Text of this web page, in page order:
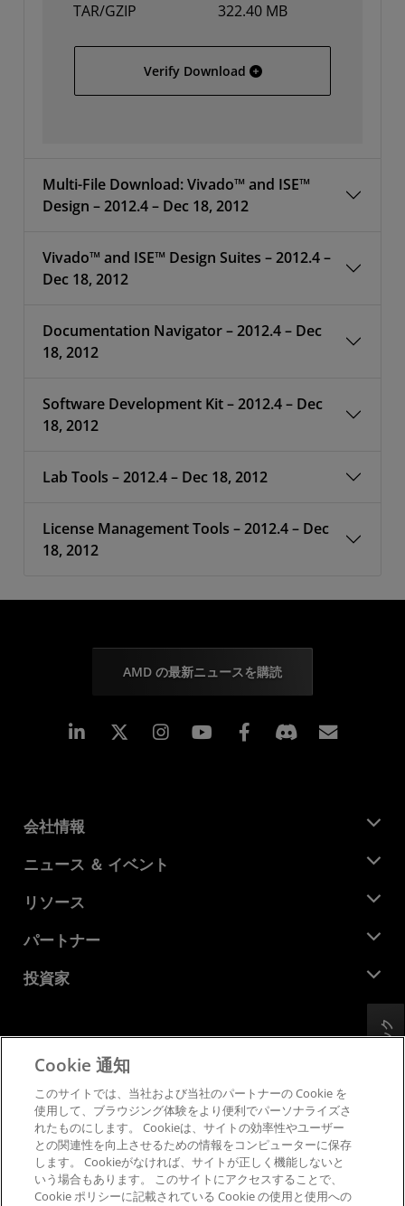
TAR/GZIP
322.40 MB
Verify Download All Platforms
Multi-File Download: Vivado™ and ISE™
Design – 2012.4 – Dec 18, 2012
Vivado™ and ISE™ Design Suites – 2012.4 –
Dec 18, 2012
Documentation Navigator – 2012.4 – Dec
18, 2012
Software Development Kit – 2012.4 – Dec
18, 2012
Lab Tools – 2012.4 – Dec 18, 2012
License Management Tools – 2012.4 – Dec
18, 2012
フィードバック
AMD の最新ニュースを購読
Linkedin Instagram Facebook
会社情報
AMD について
企業責任
キャリア
お問い合わせ
ニュース ＆ イベント
ニュースルーム
メディア ライブラリ
リソース
デベロッパー セントラル
ケース スタディ
パートナー
AMD パートナー ハブ
投資家
財務情報
取締役会
SEC 提出書類
プライバシー
商標
サプライ チェーンの透明性
公正でオープンな競争
英国税務戦略
Cookie ポリシー
Cookie 通知
このサイトでは、当社および当社のパートナーの Cookie を
使用して、ブラウジング体験をより便利でパーソナライズさ
れたものにします。 Cookieは、サイトの効率性やユーザー
との関連性を向上させるための情報をコンピューターに保存
します。 Cookieがなければ、サイトが正しく機能しないと
いう場合もあります。 このサイトにアクセスすることで、
Cookie ポリシーに記載されている Cookie の使用と使用への